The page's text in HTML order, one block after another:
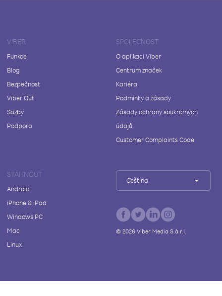
VIBER
Funkce
Blog
Bezpečnost
Viber Out
Sazby
Podpora
SPOLEČNOST
O aplikaci Viber
Centrum značek
Kariéra
Podmínky a zásady
Zásady ochrany soukromých
údajů
Customer Complaints Code
STÁHNOUT
Android
iPhone & iPad
Windows PC
Mac
Linux
Čeština
© 2026Viber Media S.à r.l.